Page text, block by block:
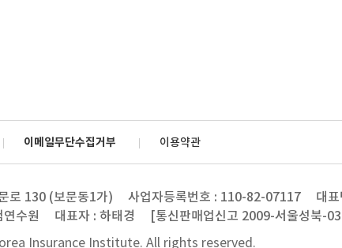
이메일무단수집거부 이용약관
로 130 (보문동1가) 사업자등록번호 : 110-82-07117
대
수원
대표자 : 하태경 [통신판매업신고 2009-서울성북-
Insurance Institute. All rights reserved.